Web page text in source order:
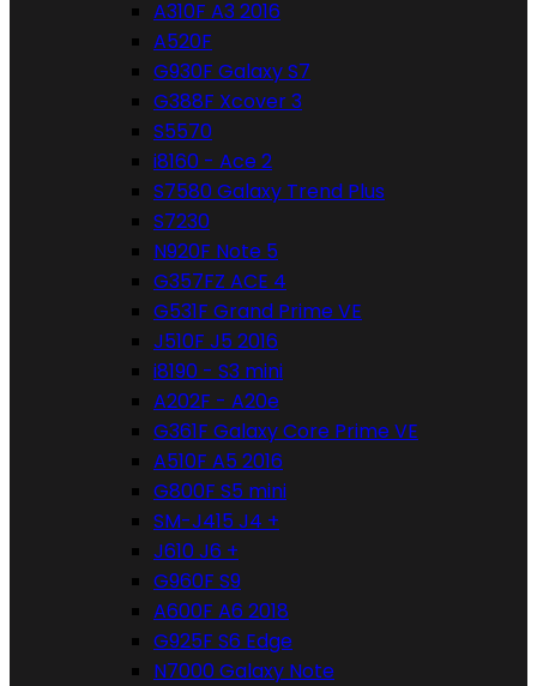
A310F A3 2016
A520F
G930F Galaxy S7
G388F Xcover 3
S5570
i8160 - Ace 2
S7580 Galaxy Trend Plus
S7230
N920F Note 5
G357FZ ACE 4
G531F Grand Prime VE
J510F J5 2016
i8190 - S3 mini
A202F - A20e
G361F Galaxy Core Prime VE
A510F A5 2016
G800F S5 mini
SM-J415 J4 +
J610 J6 +
G960F S9
A600F A6 2018
G925F S6 Edge
N7000 Galaxy Note